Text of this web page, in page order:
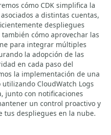
cómo CDK simplifica la
a distintas cuentas,
despliegues
cómo aprovechar las
para integrar múltiples
la adopción de las
en cada paso del
la implementación de una
CloudWatch Logs
junto con notificaciones
un control proactivo y
tus despliegues en la nube.